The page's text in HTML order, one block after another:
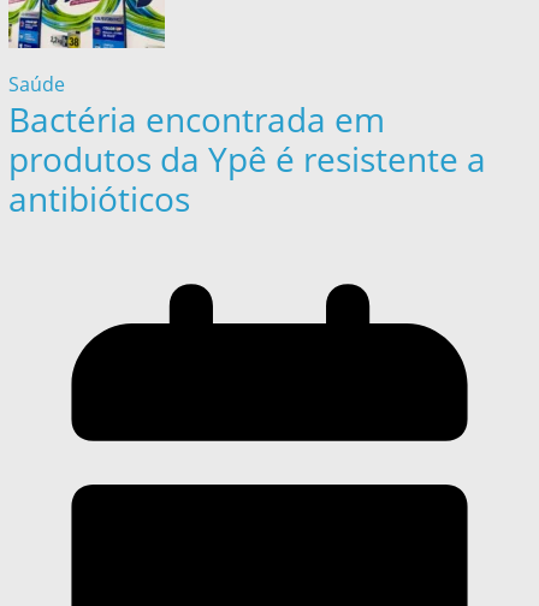
Saúde
Bactéria encontrada em
produtos da Ypê é resistente a
antibióticos